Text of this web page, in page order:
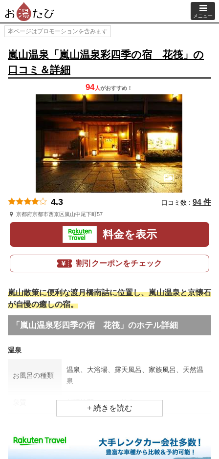
メニュー
本ページはプロモーションを含みます
嵐山温泉「嵐山温泉彩四季の宿 花筏」の
口コミ＆詳細
94 人がおすすめ！
4.3 口コミ数 : 94 件
京都府京都市西京区嵐山中尾下町57
料金を表示
割引クーポンをチェック
嵐山散策に便利な渡月橋南詰に位置し、嵐山温泉と京懐石
が自慢の癒しの宿。
「嵐山温泉彩四季の宿 花筏」のホテル詳細
温泉
お風呂の種類
温泉、大浴場、露天風呂、家族風呂、天然温
泉
低張性弱アルカリ性泉
食事場所